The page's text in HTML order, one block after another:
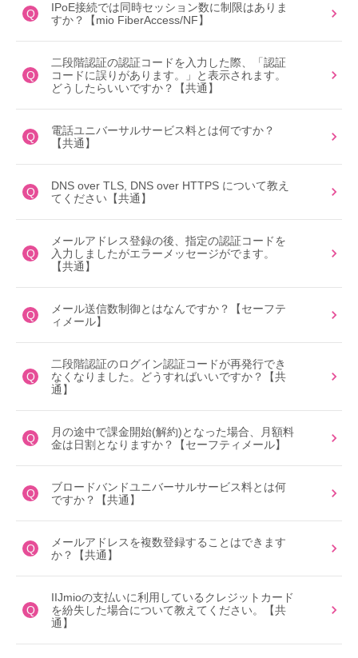
Q
IPoE接続では同時セッション数に制限はありま
すか？【mio FiberAccess/NF】
Q
二段階認証の認証コードを入力した際、「認証
コードに誤りがあります。」と表示されます。
どうしたらいいですか？【共通】
Q
電話ユニバーサルサービス料とは何ですか？
【共通】
Q
DNS over TLS, DNS over HTTPS について教え
てください【共通】
Q
メールアドレス登録の後、指定の認証コードを
入力しましたがエラーメッセージがでます。
【共通】
Q
メール送信数制御とはなんですか？【セーフテ
ィメール】
Q
二段階認証のログイン認証コードが再発行でき
なくなりました。どうすればいいですか？【共
通】
Q
月の途中で課金開始(解約)となった場合、月額料
金は日割となりますか？【セーフティメール】
Q
ブロードバンドユニバーサルサービス料とは何
ですか？【共通】
Q
メールアドレスを複数登録することはできます
か？【共通】
Q
IIJmioの支払いに利用しているクレジットカード
を紛失した場合について教えてください。【共
通】